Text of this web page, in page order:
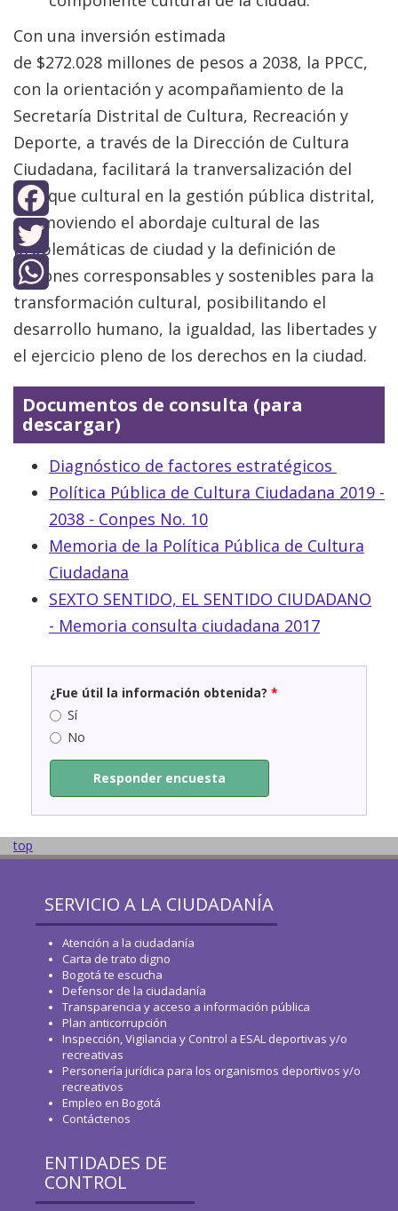
Con una inversión estimada
de $272.028 millones de pesos a 2038, la PPCC,
con la orientación y acompañamiento de la
Secretaría Distrital de Cultura, Recreación y
Deporte, a través de la Dirección de Cultura
Ciudadana, facilitará la tranversalización del
enfoque cultural en la gestión pública distrital,
promoviendo el abordaje cultural de las
problemáticas de ciudad y la definición de
acciones corresponsables y sostenibles para la
transformación cultural, posibilitando el
desarrollo humano, la igualdad, las libertades y
el ejercicio pleno de los derechos en la ciudad.
Documentos de consulta (para
descargar)
Diagnóstico de factores estratégicos
Política Pública de Cultura Ciudadana 2019 -
2038 - Conpes No. 10
Memoria de la Política Pública de Cultura
Ciudadana
SEXTO SENTIDO, EL SENTIDO CIUDADANO
- Memoria consulta ciudadana 2017
Facebook
Twitter
WhatsApp
¿Fue útil la información obtenida? *
Sí
No
Responder encuesta
top
SERVICIO A LA CIUDADANÍA
Atención a la ciudadanía
Carta de trato digno
Bogotá te escucha
Defensor de la ciudadanía
Transparencia y acceso a información pública
Plan anticorrupción
Inspección, Vigilancia y Control a ESAL deportivas y/o
recreativas
Personería jurídica para los organismos deportivos y/o
recreativos
Empleo en Bogotá
Contáctenos
ENTIDADES DE
CONTROL